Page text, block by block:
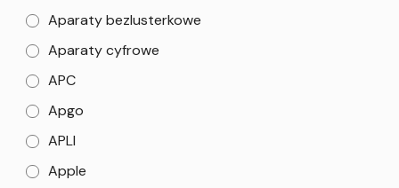
Aparaty bezlusterkowe
Aparaty cyfrowe
APC
Apgo
APLI
Apple